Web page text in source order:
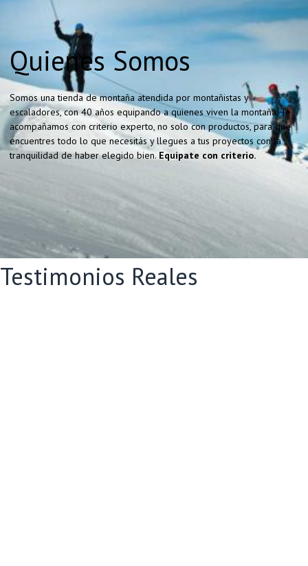
Quienes Somos
Somos una tienda de montaña atendida por montañistas y
escaladores, con 40 años equipando a quienes viven la montaña. Te
acompañamos con criterio experto, no solo con productos, para que
encuentres todo lo que necesitás y llegues a tus proyectos con la
tranquilidad de haber elegido bien. Equipate con criterio.
Testimonios Reales